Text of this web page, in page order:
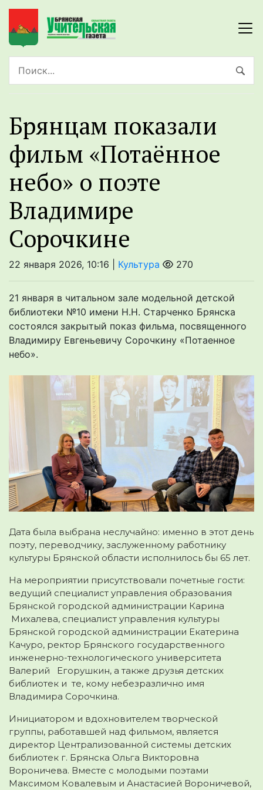
Брянцам показали
фильм «Потаённое
небо» о поэте
Владимире
Сорочкине
22 января 2026, 10:16 | Культура 270
21 января в читальном зале модельной детской
библиотеки №10 имени Н.Н. Старченко Брянска
состоялся закрытый показ фильма, посвященного
Владимиру Евгеньевичу Сорочкину «Потаенное
небо».
Дата была выбрана неслучайно: именно в этот день
поэту, переводчику, заслуженному работнику
культуры Брянской области исполнилось бы 65 лет.
На мероприятии присутствовали почетные гости:
ведущий специалист управления образования
Брянской городской администрации Карина
Михалева, специалист управления культуры
Брянской городской администрации Екатерина
Качуро, ректор Брянского государственного
инженерно-технологического университета
Валерий Егорушкин, а также друзья детских
библиотек и те, кому небезразлично имя
Владимира Сорочкина.
Инициатором и вдохновителем творческой
группы, работавшей над фильмом, является
директор Централизованной системы детских
библиотек г. Брянска Ольга Викторовна
Вороничева. Вместе с молодыми поэтами
Максимом Ковалевым и Анастасией Вороничевой,